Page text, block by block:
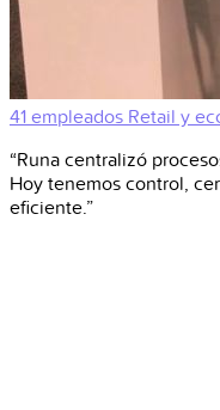
41 empleados Retail y
“Runa centralizó
Hoy tenemos control,
eficiente.”